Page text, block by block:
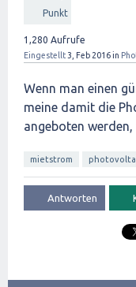
Punkt
1,280 Aufrufe
Eingestellt 3, Feb 2016in
Wenn man einen
meine damit die
angeboten
mietstrom